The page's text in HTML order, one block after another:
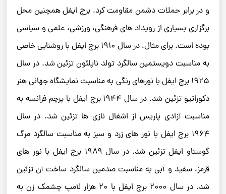
و در برابر حملات دشمن مقاومت کرد. برج ایفل همچنین محل
برگزاری بسیاری از رویداد های فرهنگی، ورزشی، علمی و سیاسی
بوده است. برای مثال، در سال ۱۹۱۰ برج ایفل با روشنایی خاصی
به مناسبت دویستمین سالگرد تولد ناپلئون تزئین شد. در سال
۱۹۲۵ برج ایفل با نورهای رنگی به مناسبت نمایشگاه جهانی هنر
دکوراتیو تزئین شد. در سال ۱۹۴۴ برج ایفل با پرچم فرانسه به
مناسبت آزادی پاریس از اشغال نازی ها تزئین شد. در سال
۱۹۶۴ برج ایفل با نور های زرد و سبز به مناسبت سالگرد مرگ
گوستاو ایفل تزئین شد. در سال ۱۹۸۹ برج ایفل با نور های
قرمز، سفید و آبی به مناسبت صدمین سالگرد ساخت آن تزئین
شد. در سال ۲۰۰۰ برج ایفل با ۲۰ هزار لامپ چشمک زن به